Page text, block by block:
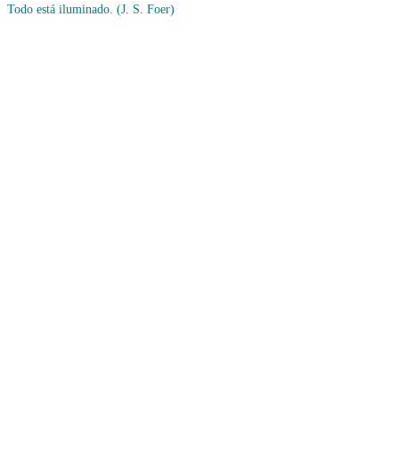
Todo está iluminado. (J. S. Foer)